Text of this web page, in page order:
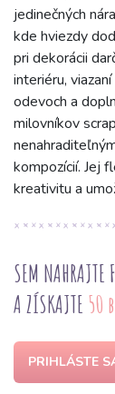
jedinečných
kde hviezdy
pri dekorácii
interiéru,
odevoch a
milovníkov
kompozícií. Jej
kreativitu a
SEM NAHRAJTE
A ZÍSKAJTE 50
PRIHLÁSTE